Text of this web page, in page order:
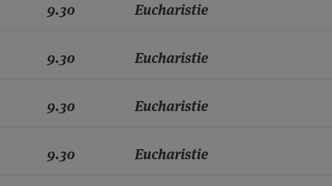
9.30 Eucharistie
9.30 Eucharistie
9.30 Eucharistie
9.30 Eucharistie